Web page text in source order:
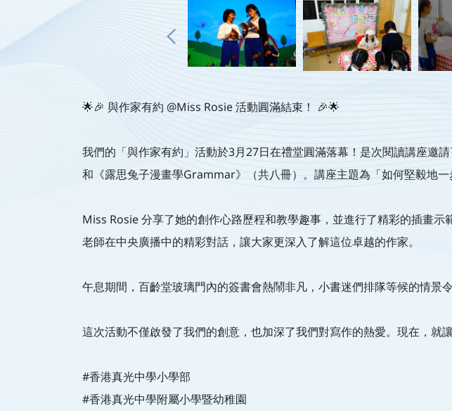
🌟🎉 與作家有約 @Miss Rosie 活動圓滿結束！ 🎉🌟
我們的「與作家有約」活動於3月27日在禮堂圓滿落幕！是次閱讀講座邀
和《露思兔子漫畫學Grammar》（共八冊）。講座主題為「如何堅毅地
Miss Rosie 分享了她的創作心路歷程和教學趣事，並進行了精彩的插畫
老師在中央廣播中的精彩對話，讓大家更深入了解這位卓越的作家。
午息期間，百齡堂玻璃門內的簽書會熱鬧非凡，小書迷們排隊等候的情景
這次活動不僅啟發了我們的創意，也加深了我們對寫作的熱愛。現在，就
#香港真光中學小學部
#香港真光中學附屬小學暨幼稚園